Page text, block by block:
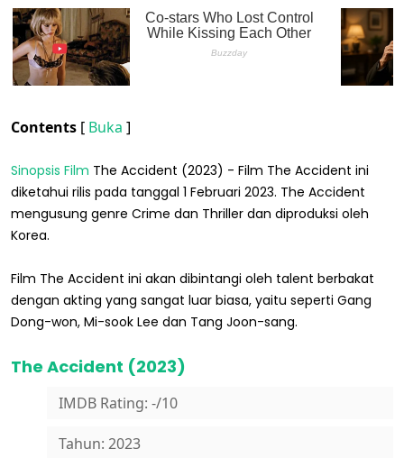
Contents [ Buka ]
Sinopsis Film The Accident (2023) - Film The Accident ini
diketahui rilis pada tanggal 1 Februari 2023. The Accident
mengusung genre Crime dan Thriller dan diproduksi oleh
Korea.
Film The Accident ini akan dibintangi oleh talent berbakat
dengan akting yang sangat luar biasa, yaitu seperti Gang
Dong-won, Mi-sook Lee dan Tang Joon-sang.
The Accident (2023)
IMDB Rating: -/10
Tahun: 2023